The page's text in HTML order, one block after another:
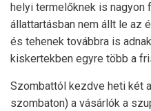
helyi termelőknek is nagyon
állattartásban nem állt le az
és tehenek továbbra is
kiskertekben egyre több a
Szombattól kezdve heti két
szombaton) a vásárlók a